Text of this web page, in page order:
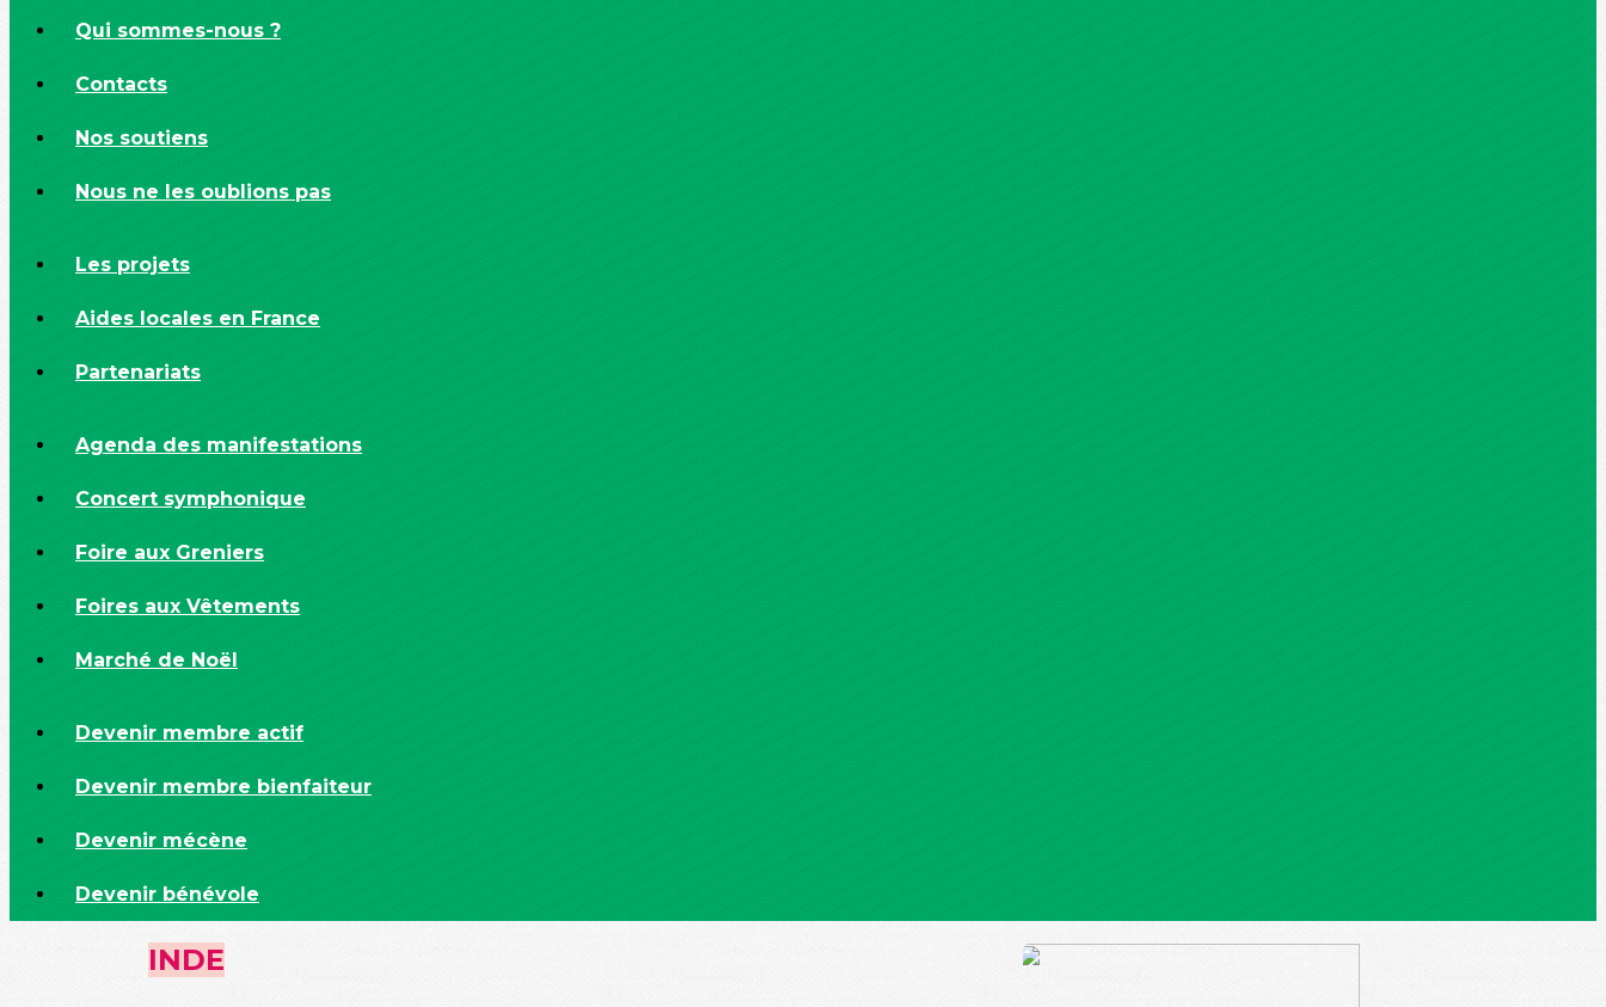
Qui sommes-nous ?
Contacts
Nos soutiens
Nous ne les oublions pas
Les projets
Aides locales en France
Partenariats
Agenda des manifestations
Concert symphonique
Foire aux Greniers
Foires aux Vêtements
Marché de Noël
Devenir membre actif
Devenir membre bienfaiteur
Devenir mécène
Devenir bénévole
INDE